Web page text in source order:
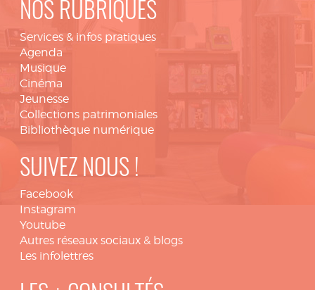
NOS RUBRIQUES
Services & infos pratiques
Agenda
Musique
Cinéma
Jeunesse
Collections patrimoniales
Bibliothèque numérique
SUIVEZ NOUS !
Facebook
Instagram
Youtube
Autres réseaux sociaux & blogs
Les infolettres